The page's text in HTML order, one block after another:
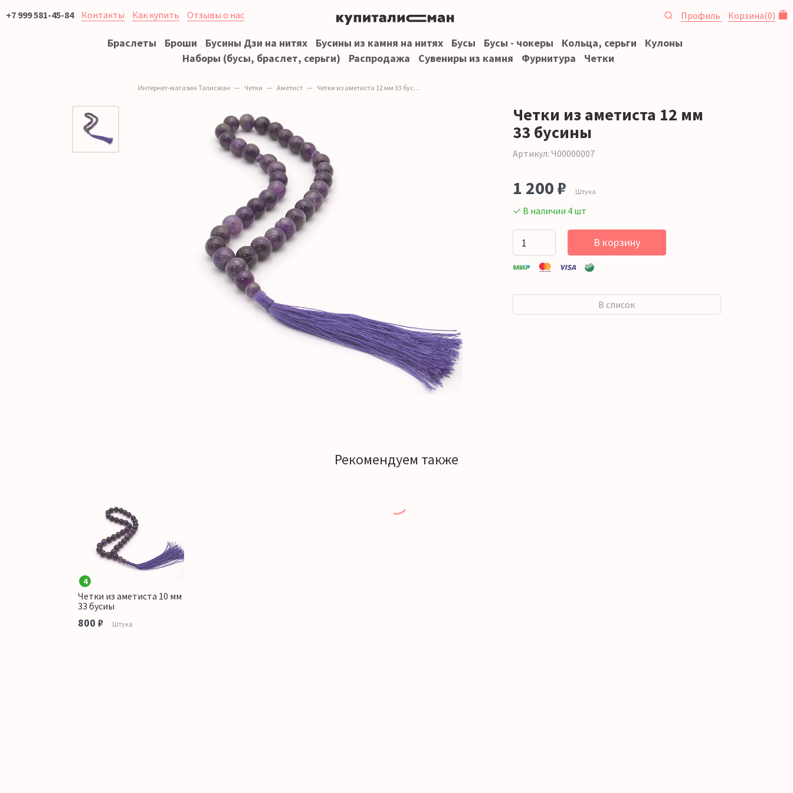
+7 999 581-45-84 Контакты Как купить Отзывы о нас Профиль Корзина(0)
Браслеты Броши Бусины Дзи на нитях Бусины из камня на нитях Бусы Бусы - чокеры Кольца, серьги
Кулоны
Наборы (бусы, браслет, серьги)
Распродажа Сувениры из камня Фурнитура Четки
Интернет-магазин Талисман Четки Аметист Четки из аметиста 12 мм 33 бусины
Четки из аметиста 12 мм
33 бусины
Артикул: Ч00000007
1 200 ₽ Штука
✓ В наличии 4 шт
В корзину
В список
Рекомендуем также
4
Четки из аметиста 10 мм
33 бусиы
800 ₽ Штука